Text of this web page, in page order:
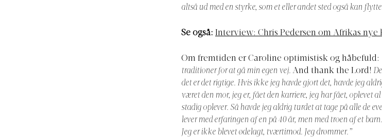
altså ud med en styrke, som et eller andet sted også kan
Se også: Interview: Chris Pedersen om Afrikas
Om fremtiden er Caroline optimistisk og håbefuld:
traditioner for at gå min egen vej. And thank the Lord!
det er det rigtige. Hvis ikke jeg havde gjort det, havde jeg
været den mor, jeg er, fået den karriere, jeg har fået, oplevet
stadig oplever. Så havde jeg aldrig turdet at tage på alle de
lever med erfaringen af en på 40 år, men med troen af et
Jeg er ikke blevet ødelagt, tværtimod. Jeg drømmer.”